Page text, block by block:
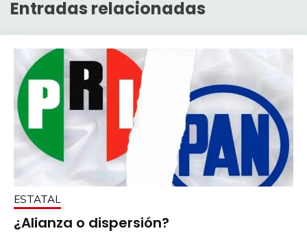
Entradas relacionadas
ESTATAL
¿Alianza o dispersión?